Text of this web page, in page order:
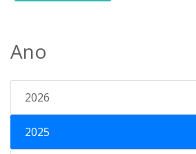
Ano
2026
2025